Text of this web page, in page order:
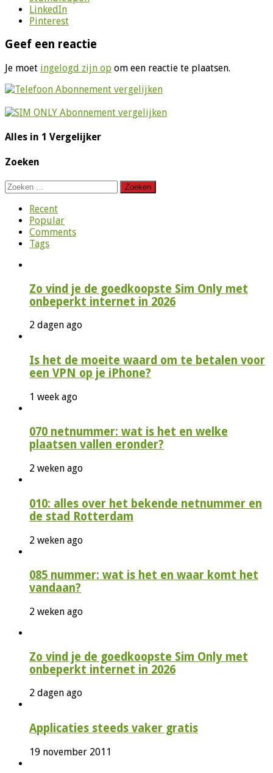
LinkedIn
Pinterest
Geef een reactie
Je moet ingelogd zijn op om een reactie te plaatsen.
Alles in 1 Vergelijker
Zoeken
Zoeken
naar:
Recent
Popular
Comments
Tags
Zo vind je de goedkoopste Sim Only met
onbeperkt internet in 2026
2 dagen ago
Is het de moeite waard om te betalen voor
een VPN op je iPhone?
1 week ago
070 netnummer: wat is het en welke
plaatsen vallen eronder?
2 weken ago
010: alles over het bekende netnummer en
de stad Rotterdam
2 weken ago
085 nummer: wat is het en waar komt het
vandaan?
2 weken ago
Zo vind je de goedkoopste Sim Only met
onbeperkt internet in 2026
2 dagen ago
Applicaties steeds vaker gratis
19 november 2011